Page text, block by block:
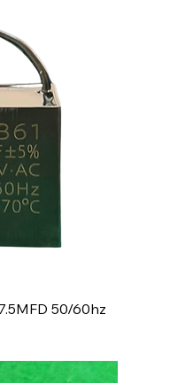
50/60hz